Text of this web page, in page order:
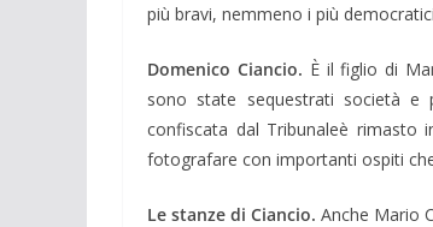
più bravi, nemmeno i più
Domenico Ciancio. È il figlio di
sono state sequestrati società e
confiscata dal Tribunaleè rimasto
fotografare con importanti ospiti
Le stanze di Ciancio. Anche Mario